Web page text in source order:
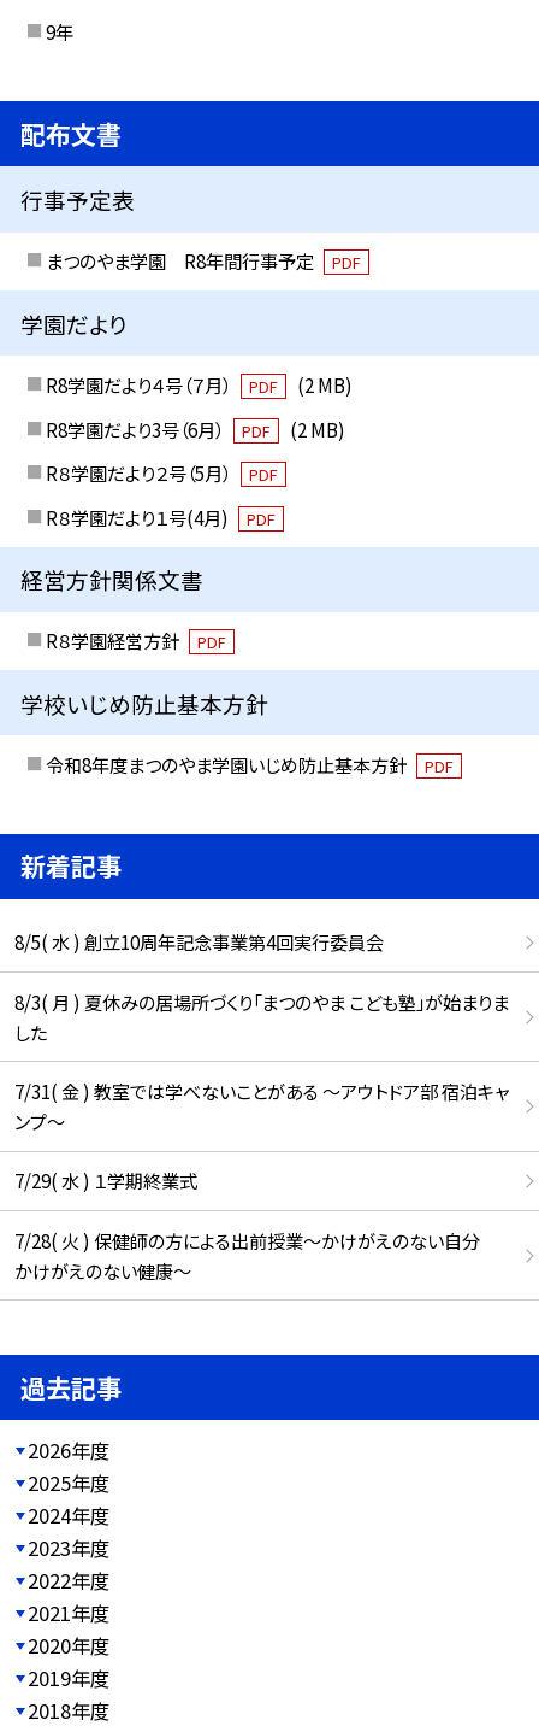
9年
配布文書
行事予定表
まつのやま学園 R8年間行事予定 PDF
学園だより
R8学園だより４号（７月） PDF
(2 MB)
R8学園だより3号（6月）
PDF
(2 MB)
R８学園だより２号（5月）
PDF
R８学園だより１号(4月) PDF
経営方針関係文書
R８学園経営方針 PDF
学校いじめ防止基本方針
令和8年度まつのやま学園いじめ防止基本方針 PDF
新着記事
8/5( 水 ) 創立10周年記念事業第4回実行委員会
8/3( 月 ) 夏休みの居場所づくり「まつのやま こども塾」が始まりま
した
7/31( 金 ) 教室では学べないことがある ～アウトドア部 宿泊キャ
ンプ～
7/29( 水 ) １学期終業式
7/28( 火 ) 保健師の方による出前授業～かけがえのない自分
かけがえのない健康～
過去記事
2026年度
2025年度
2024年度
2023年度
2022年度
2021年度
2020年度
2019年度
2018年度